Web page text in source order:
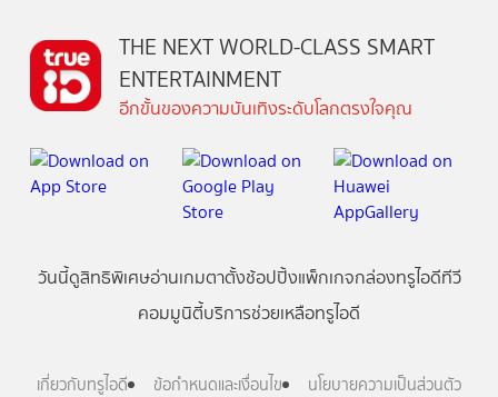
THE NEXT WORLD-CLASS SMART
ENTERTAINMENT
อีกขั้นของความบันเทิงระดับโลกตรงใจคุณ
วันนี้ดูสิทธิพิเศษอ่านเกมตาตั้งช้อปปิ้งแพ็กเกจกล่องทรูไอดีทีวี
คอมมูนิตี้บริการช่วยเหลือทรูไอดี
เกี่ยวกับทรูไอดี ข้อกำหนดและเงื่อนไข นโยบายความเป็นส่วนตัว